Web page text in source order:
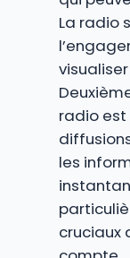
La radio
radio est
les
cruciaux